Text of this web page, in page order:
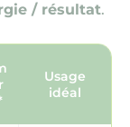
/ résultat.
Usage
idéal